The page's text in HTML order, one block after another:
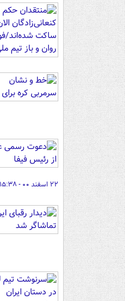
۲۲ اسفند ۰۰ - ۱۵:۳۸